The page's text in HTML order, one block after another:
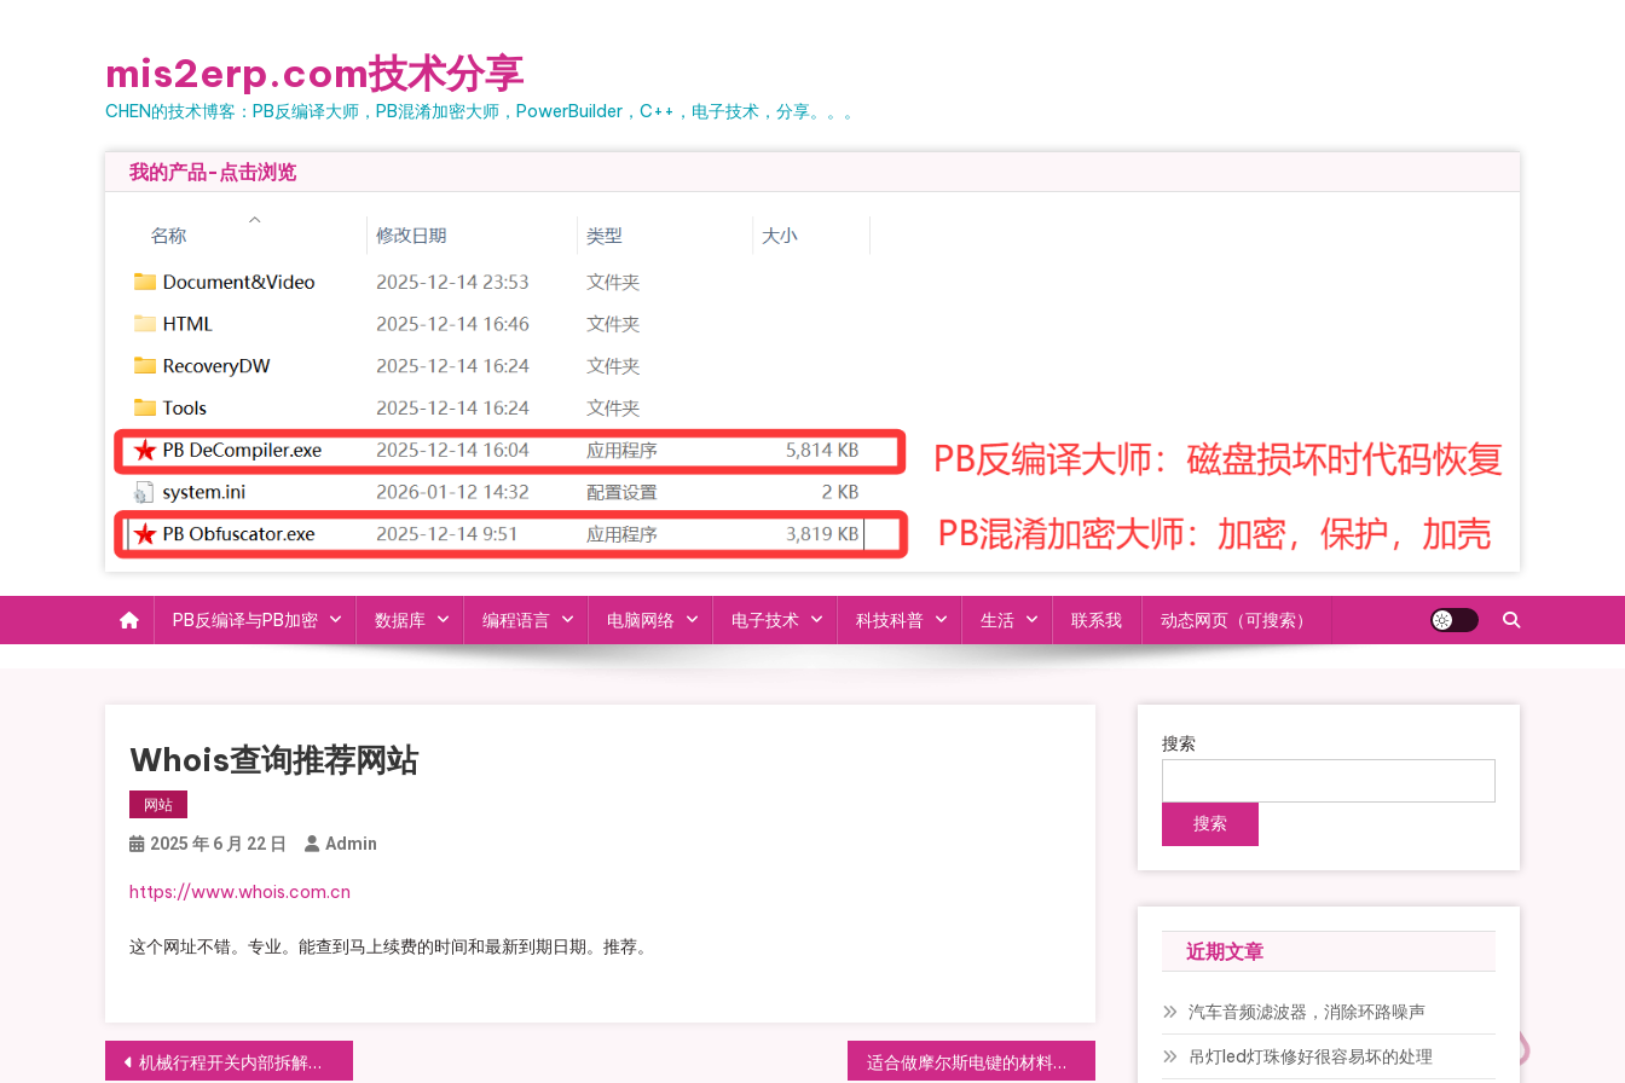
mis2erp.com技术分享
CHEN的技术博客：PB反编译大师，PB混淆加密大师，PowerBuilder，C++，电子技术，分享。。。
我的产品-点击浏览
PB反编译与PB加密 数据库 编程语言 电脑网络 电子技术 科技科普 生活 联系我 动态网页（可搜索）
Whois查询推荐网站
网站
2025 年 6 月 22 日 Admin
https://www.whois.com.cn
这个网址不错。专业。能查到马上续费的时间和最新到期日期。推荐。
文章导航
机械行程开关内部拆解图片高清 适合做摩尔斯电键的材料？
搜索
搜索
近期文章
汽车音频滤波器，消除环路噪声
吊灯led灯珠修好很容易坏的处理